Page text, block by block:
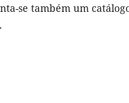
se também um